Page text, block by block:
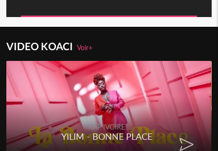
VIDEO KOACIVoir+
RAP IVOIRE
YILIM - BONNE PLACE